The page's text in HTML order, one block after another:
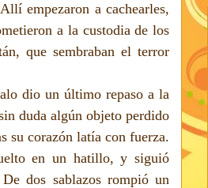
empezaron a cachearles,
a la custodia de los
que sembraban el terror
dio un último repaso a la
duda algún objeto perdido
su corazón latía con fuerza.
en un hatillo, y siguió
De dos sablazos rompió un